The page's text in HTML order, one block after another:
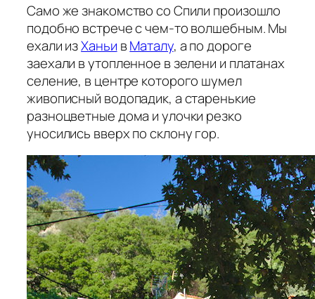
Само же знакомство со Спили произошло
подобно встрече с чем-то волшебным. Мы
ехали изХаньи вМаталу, а по дороге
заехали в утопленное в зелени и платанах
селение, в центре которого шумел
живописный водопадик, а старенькие
разноцветные дома и улочки резко
уносились вверх по склону гор.